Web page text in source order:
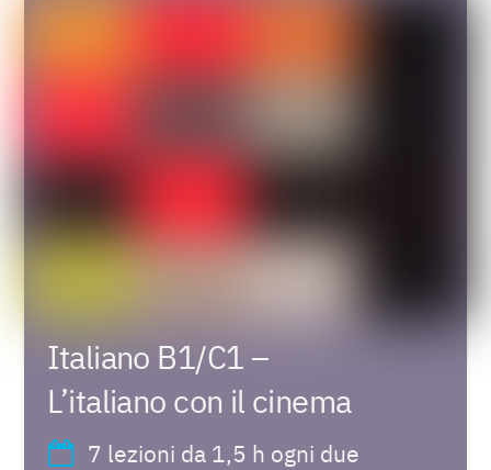
Italiano B1/C1 –
L’italiano con il cinema
7 lezioni da 1,5 h ogni due